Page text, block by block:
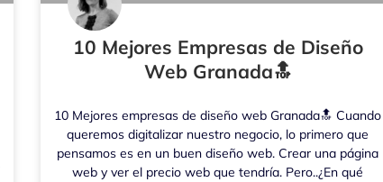
10 Mejores Empresas de Diseño
Web Granada🔝
10 Mejores empresas de diseño web Granada🔝 Cuando
queremos digitalizar nuestro negocio, lo primero que
pensamos es en un buen diseño web. Crear una página
web y ver el precio web que tendría. Pero..¿En qué